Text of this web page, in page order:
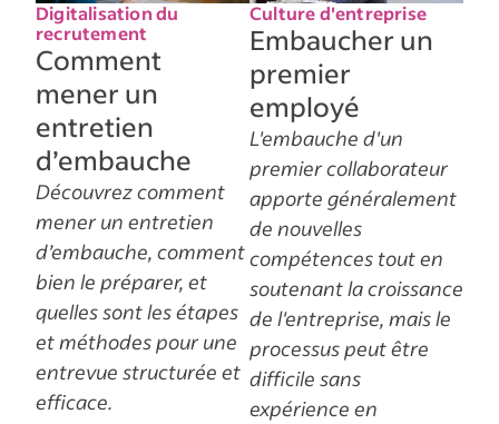
Digitalisation du
recrutement
Comment
mener un
entretien
d’embauche
Découvrez comment
mener un entretien
d’embauche, comment
bien le préparer, et
quelles sont les étapes
et méthodes pour une
entrevue structurée et
efficace.
Culture d'entreprise
Embaucher un
premier
employé
L'embauche d'un
premier collaborateur
apporte généralement
de nouvelles
compétences tout en
soutenant la croissance
de l'entreprise, mais le
processus peut être
difficile sans
expérience en